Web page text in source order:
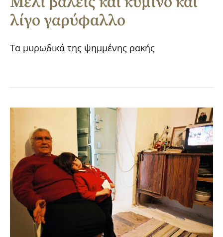
λίγο γαρύφαλλο
Τα μυρωδικά της ψημμένης ρακής